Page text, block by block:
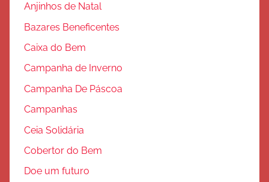
Anjinhos de Natal
Bazares Beneficentes
Caixa do Bem
Campanha de Inverno
Campanha De Páscoa
Campanhas
Ceia Solidária
Cobertor do Bem
Doe um futuro